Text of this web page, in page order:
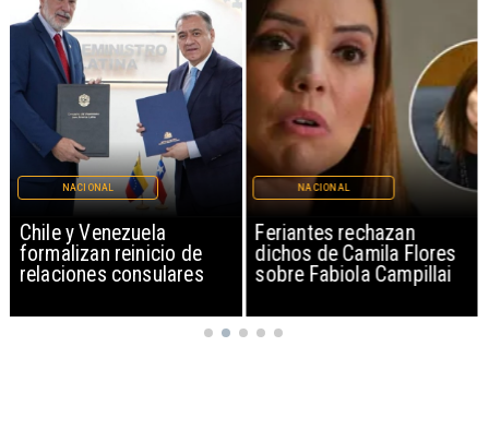
Chile y Venezuela
formalizan reinicio de
relaciones consulares
NACIONAL
Feriantes rechazan
dichos de Camila Flores
sobre Fabiola Campillai
NACIONAL